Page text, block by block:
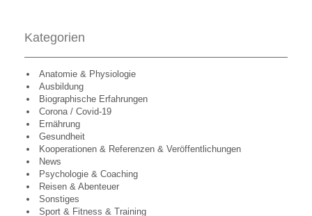
Kategorien
Anatomie & Physiologie
Ausbildung
Biographische Erfahrungen
Corona / Covid-19
Ernährung
Gesundheit
Kooperationen & Referenzen & Veröffentlichungen
News
Psychologie & Coaching
Reisen & Abenteuer
Sonstiges
Sport & Fitness & Training